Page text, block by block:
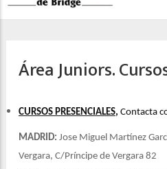
Área Juniors.
CURSOS PRESENCIALES, Contacta
MADRID: Jose Miguel Martínez
Vergara, C/Príncipe de Vergara 82